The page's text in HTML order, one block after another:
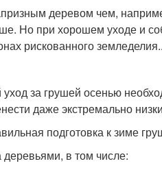
деревом чем,
Но при хорошем уходе и
рискованного земледелия..
за грушей осенью
даже экстремально
подготовка к зиме
в том числе: